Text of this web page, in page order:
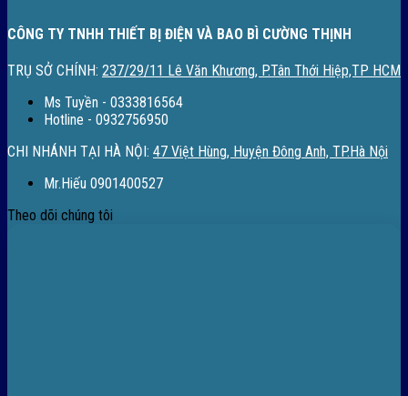
CÔNG TY TNHH THIẾT BỊ ĐIỆN VÀ BAO BÌ CƯỜNG THỊNH
TRỤ SỞ CHÍNH: 237/29/11 Lê Văn Khương, P.Tân Thới Hiệp,TP HCM
Ms Tuyền - 0333816564
Hotline - 0932756950
CHI NHÁNH TẠI HÀ NỘI: 47 Việt Hùng, Huyện Đông Anh, TP.Hà Nội
Mr.Hiếu 0901400527
Theo dõi chúng tôi